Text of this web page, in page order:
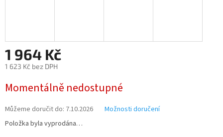
1 964 Kč
1 623 Kč bez DPH
cena:
Momentálně nedostupné
Můžeme doručit do: 7.10.2026
Možnosti doručení
Položka byla vyprodána…